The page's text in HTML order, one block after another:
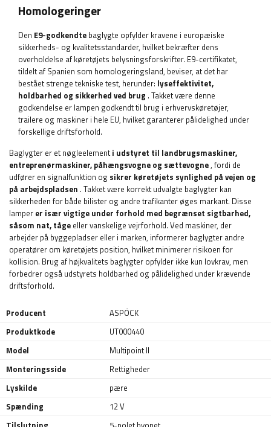
Homologeringer
Den E9-godkendte baglygte opfylder kravene i europæiske
sikkerheds- og kvalitetsstandarder, hvilket bekræfter dens
overholdelse af køretøjets belysningsforskrifter. E9-certifikatet,
tildelt af Spanien som homologeringsland, beviser, at det har
bestået strenge tekniske test, herunder: lyseffektivitet,
holdbarhed og sikkerhed ved brug . Takket være denne
godkendelse er lampen godkendt til brug i erhvervskøretøjer,
trailere og maskiner i hele EU, hvilket garanterer pålidelighed under
forskellige driftsforhold.
Baglygter er et nøgleelementi udstyret til landbrugsmaskiner,
entreprenørmaskiner, påhængsvogne og sættevogne, fordi de
udfører en signalfunktion og sikrer køretøjets synlighed på vejen og
på arbejdspladsen . Takket være korrekt udvalgte baglygter kan
sikkerheden for både bilister og andre trafikanter øges markant. Disse
lamper er især vigtige under forhold med begrænset sigtbarhed,
såsom nat, tåge eller vanskelige vejrforhold. Ved maskiner, der
arbejder på byggepladser eller i marken, informerer baglygter andre
operatører om køretøjets position, hvilket minimerer risikoen for
kollision. Brug af højkvalitets baglygter opfylder ikke kun lovkrav, men
forbedrer også udstyrets holdbarhed og pålidelighed under krævende
driftsforhold.
Producent
ASPÖCK
Produktkode
UT000440
Model
Multipoint II
Monteringsside
Rettigheder
Lyskilde
pære
Spænding
12 V